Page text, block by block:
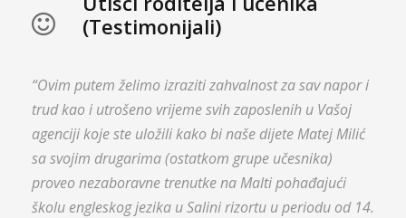
(Testimonijali)
“Ovim putem želimo izraziti zahvalnost za sav napor i
trud kao i utrošeno vrijeme svih zaposlenih u Vašoj
agenciji koje ste uložili kako bi naše dijete Matej Milić
sa svojim drugarima (ostatkom grupe učesnika)
proveo nezaboravne trenutke na Malti pohađajući
školu engleskog jezika u Salini rizortu u periodu od 14.